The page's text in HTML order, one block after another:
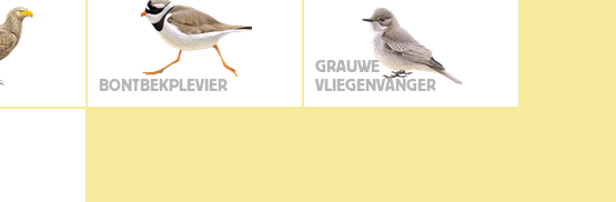
BONTBEKPLEVIER
GRAUWE
VLIEGENVANGER